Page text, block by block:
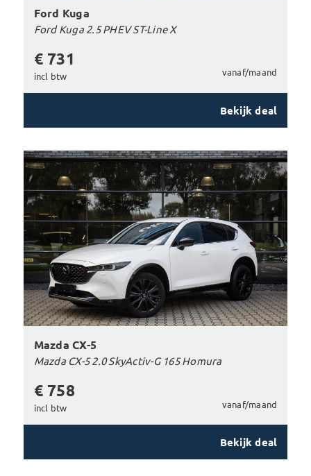
Ford Kuga
Ford Kuga 2.5 PHEV ST-Line X
€ 731
incl btw vanaf/maand
Bekijk deal
Mazda CX-5
Mazda CX-5 2.0 SkyActiv-G 165 Homura
€ 758
incl btw vanaf/maand
Bekijk deal